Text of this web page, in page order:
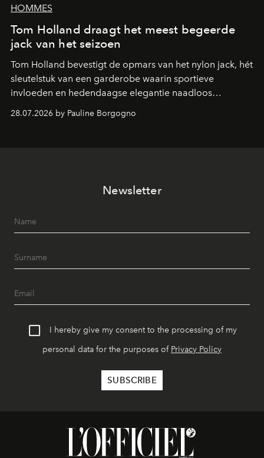
HOMMES
Tom Holland draagt het meest begeerde
jack van het seizoen
Tom Holland bevestigt de opmars van het nylon jack, hét
sleutelstuk van een garderobe waarin sportieve
invloeden en hedendaagse elegantie naadloos
samenkomen.
28.07.2026 by Pauline Borgogno
Newsletter
I hereby give my consent to the processing of my
personal data for the purposes of Privacy Policy